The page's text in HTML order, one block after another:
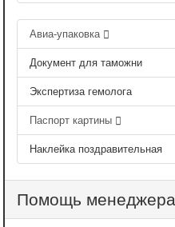
Авиа-упаковка
Документ для таможни
Экспертиза гемолога
Паспорт картины
Наклейка поздравительная
Помощь менеджера